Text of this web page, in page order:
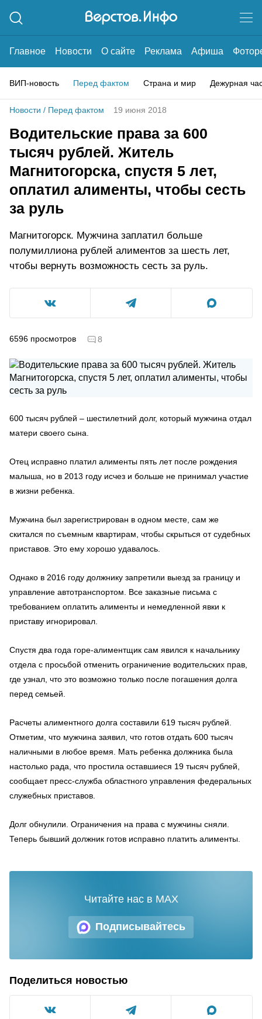
Главное Новости О сайте Реклама Афиша
ВИП-новость Перед фактом Страна и мир Дежурная
Новости / Перед фактом 19 июня 2018
Водительские права за 600
тысяч рублей. Житель
Магнитогорска, спустя 5 лет,
оплатил алименты, чтобы сесть
за руль
Магнитогорск. Мужчина заплатил больше
полумиллиона рублей алиментов за шесть лет,
чтобы вернуть возможность сесть за руль.
6596 просмотров 8
600 тысяч рублей – шестилетний долг, который мужчина отдал
матери своего сына.
Отец исправно платил алименты пять лет после рождения
малыша, но в 2013 году исчез и больше не принимал участие
в жизни ребенка.
Мужчина был зарегистрирован в одном месте, сам же
скитался по съемным квартирам, чтобы скрыться от судебных
приставов. Это ему хорошо удавалось.
Однако в 2016 году должнику запретили выезд за границу и
управление автотранспортом. Все заказные письма с
требованием оплатить алименты и немедленной явки к
приставу игнорировал.
Спустя два года горе-алиментщик сам явился к начальнику
отдела с просьбой отменить ограничение водительских прав,
где узнал, что это возможно только после погашения долга
перед семьей.
Расчеты алиментного долга составили 619 тысяч рублей.
Отметим, что мужчина заявил, что готов отдать 600 тысяч
наличными в любое время. Мать ребенка должника была
настолько рада, что простила оставшиеся 19 тысяч рублей,
сообщает пресс-служба областного управления федеральных
служебных приставов.
Долг обнулили. Ограничения на права с мужчины сняли.
Теперь бывший должник готов исправно платить алименты.
Подписывайтесь
Читайте нас в MAX
Поделиться новостью